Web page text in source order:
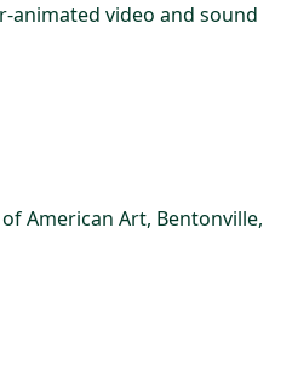
video and sound
American Art, Bentonville,